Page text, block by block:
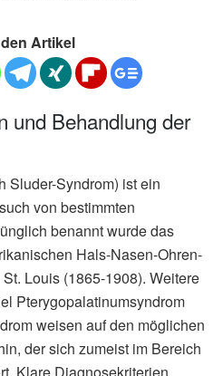
Artikel
und Behandlung der
Sluder-Syndrom) ist ein
von bestimmten
benannt wurde das
Hals-Nasen-Ohren-
Louis (1865-1908). Weitere
Pterygopalatinumsyndrom
weisen auf den möglichen
der sich zumeist im Bereich
Klare Diagnosekriterien